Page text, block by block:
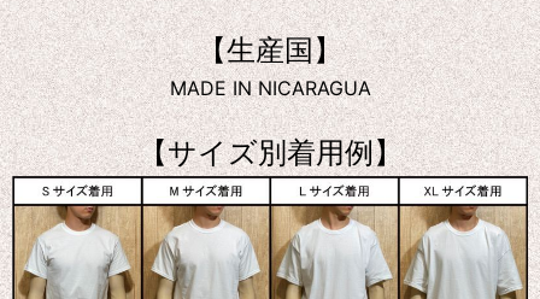
【生産国】
MADE IN NICARAGUA
【サイズ別着用例】